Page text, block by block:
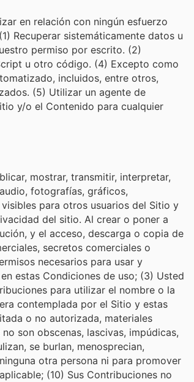
en relación con ningún esfuerzo
Recuperar sistemáticamente datos u
permiso por escrito. (2)
u otro código. (4) Excepto como
incluidos, entre otros,
(5) Utilizar un agente de
y/o el Contenido para cualquier
mostrar, transmitir, interpretar,
fotografías, gráficos,
para otros usuarios del Sitio y
del sitio. Al crear o poner a
y el acceso, descarga o copia de
secretos comerciales o
necesarios para usar y
estas Condiciones de uso; (3) Usted
para utilizar el nombre o la
contemplada por el Sitio y estas
o no autorizada, materiales
son obscenas, lascivas, impúdicas,
se burlan, menosprecian,
otra persona ni para promover
(10) Sus Contribuciones no